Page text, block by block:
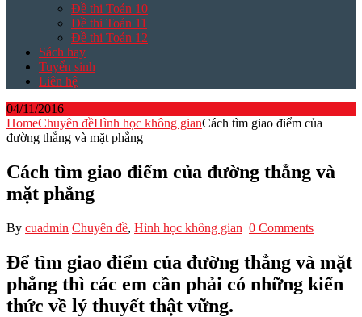
Đề thi Toán 10
Đề thi Toán 11
Đề thi Toán 12
Sách hay
Tuyển sinh
Liên hệ
04/11/2016
HomeChuyên đềHình học không gianCách tìm giao điểm của
đường thẳng và mặt phẳng
Cách tìm giao điểm của đường thẳng và
mặt phẳng
By cuadmin Chuyên đề, Hình học không gian 0 Comments
Để tìm giao điểm của đường thẳng và mặt
phẳng thì các em cần phải có những kiến
thức về lý thuyết thật vững.